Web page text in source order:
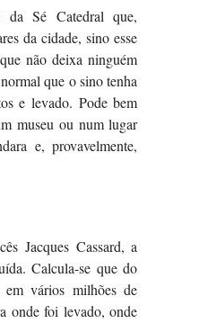
Sé Catedral que,
da cidade, sino esse
não deixa ninguém
que o sino tenha
e levado. Pode bem
museu ou num lugar
e, provavelmente,
Jacques Cassard, a
Calcula-se que do
em vários milhões de
onde foi levado, onde